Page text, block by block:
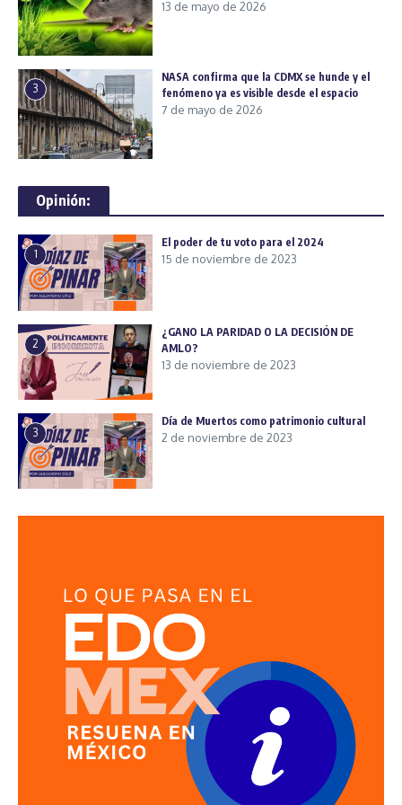
13 de mayo de 2026
3
NASA confirma que la CDMX se hunde y el
fenómeno ya es visible desde el espacio
7 de mayo de 2026
Opinión:
1
El poder de tu voto para el 2024
15 de noviembre de 2023
2
¿GANO LA PARIDAD O LA DECISIÓN DE
AMLO?
13 de noviembre de 2023
3
Día de Muertos como patrimonio cultural
2 de noviembre de 2023